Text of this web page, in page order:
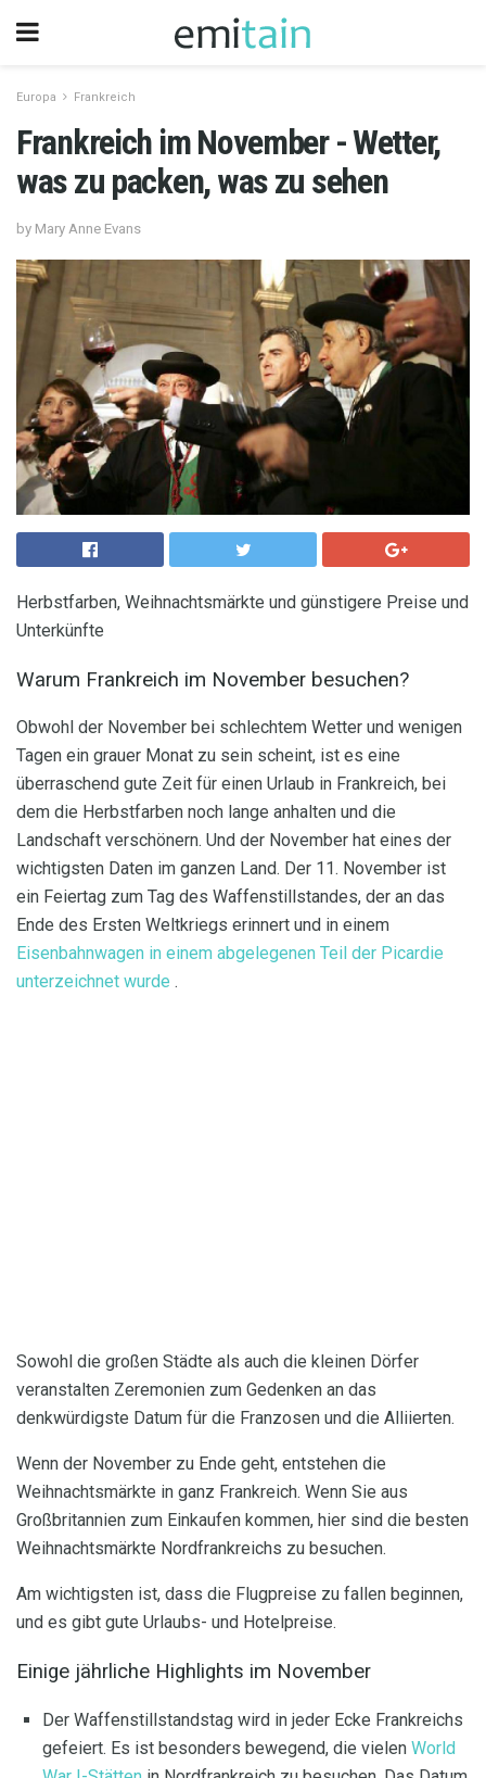
Europa Frankreich
Frankreich im November - Wetter,
was zu packen, was zu sehen
by Mary Anne Evans
Herbstfarben, Weihnachtsmärkte und günstigere Preise und
Unterkünfte
Warum Frankreich im November besuchen?
Obwohl der November bei schlechtem Wetter und wenigen
Tagen ein grauer Monat zu sein scheint, ist es eine
überraschend gute Zeit für einen Urlaub in Frankreich, bei
dem die Herbstfarben noch lange anhalten und die
Landschaft verschönern. Und der November hat eines der
wichtigsten Daten im ganzen Land. Der 11. November ist
ein Feiertag zum Tag des Waffenstillstandes, der an das
Ende des Ersten Weltkriegs erinnert und in einem
Eisenbahnwagen in einem abgelegenen Teil der Picardie
unterzeichnet wurde .
Sowohl die großen Städte als auch die kleinen Dörfer
veranstalten Zeremonien zum Gedenken an das
denkwürdigste Datum für die Franzosen und die Alliierten.
Wenn der November zu Ende geht, entstehen die
Weihnachtsmärkte in ganz Frankreich. Wenn Sie aus
Großbritannien zum Einkaufen kommen, hier sind die besten
Weihnachtsmärkte Nordfrankreichs zu besuchen.
Am wichtigsten ist, dass die Flugpreise zu fallen beginnen,
und es gibt gute Urlaubs- und Hotelpreise.
Einige jährliche Highlights im November
Der Waffenstillstandstag wird in jeder Ecke Frankreichs
gefeiert. Es ist besonders bewegend, die vielen World